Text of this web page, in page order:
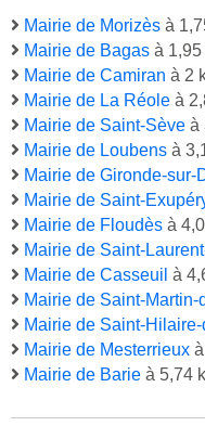
Mairie de Morizès à
Mairie de Bagas à 1,95
Mairie de Camiran à 2
Mairie de La Réole à
Mairie de Saint-Sève à
Mairie de Loubens à
Mairie de Gironde-sur-
Mairie de Saint-
Mairie de Floudès à
Mairie de Saint-
Mairie de Casseuil à
Mairie de Saint-Martin-
Mairie de Saint-
Mairie de Mesterrieux
Mairie de Barie à 5,74